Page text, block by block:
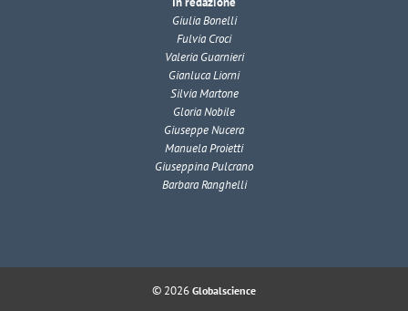
Giulia Bonelli
Fulvia Croci
Valeria Guarnieri
Gianluca Liorni
Silvia Martone
Gloria Nobile
Giuseppe Nucera
Manuela Proietti
Giuseppina Pulcrano
Barbara Ranghelli
© 2026 Globalscience